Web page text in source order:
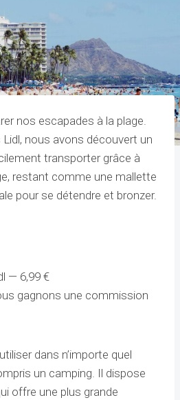
nos escapades à la plage.
nous avons découvert un
transporter grâce à
restant comme une mallette
pour se détendre et bronzer.
— 6,99 €
gagnons une commission
dans n’importe quel
un camping. Il dispose
offre une plus grande